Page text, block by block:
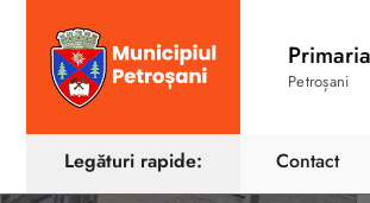
Primaria
Petroșani
Legături rapide: Contact